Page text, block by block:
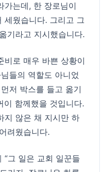
가는데, 한 장로님이
세웠습니다. 그리고 그
기라고 지시했습니다.
비로 매우 바쁜 상황이
들의 역할도 아니었
저 박스를 들고 옮기
이 함께했을 것입니다.
지 않은 채 지시만 하
려웠습니다.
“그 일은 교회 일꾼들